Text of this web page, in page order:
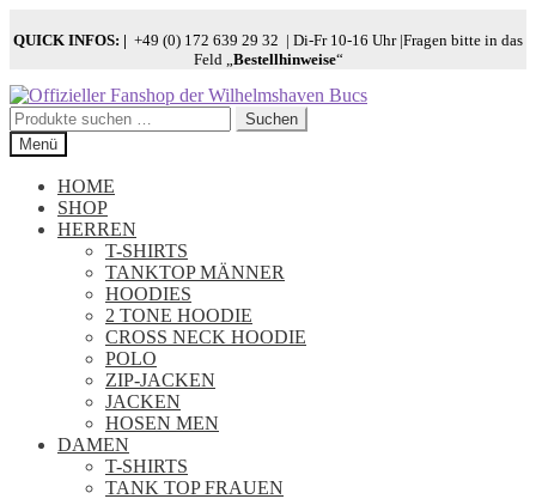
QUICK INFOS: | +49 (0) 172 639 29 32 | Di-Fr 10-16 Uhr |Fragen bitte in das
Feld „Bestellhinweise“
Zur
Navigation
springen
Zum
Inhalt
springen
Suchen
nach:
Suchen
Menü
HOME
SHOP
HERREN
T-SHIRTS
TANKTOP MÄNNER
HOODIES
2 TONE HOODIE
CROSS NECK HOODIE
POLO
ZIP-JACKEN
JACKEN
HOSEN MEN
DAMEN
T-SHIRTS
TANK TOP FRAUEN